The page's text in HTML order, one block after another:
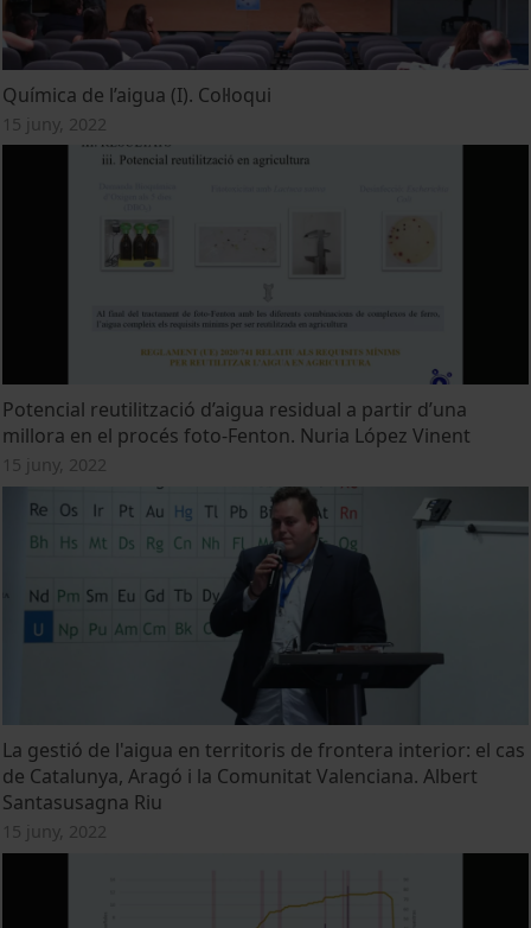
Química de l’aigua (I). Col·loqui
15 juny, 2022
Potencial reutilització d’aigua residual a partir d’una
millora en el procés foto-Fenton. Nuria López Vinent
15 juny, 2022
La gestió de l'aigua en territoris de frontera interior: el cas
de Catalunya, Aragó i la Comunitat Valenciana. Albert
Santasusagna Riu
15 juny, 2022